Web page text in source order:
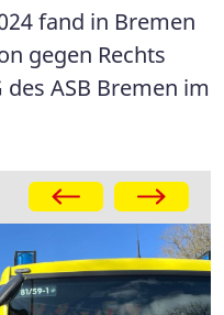
fand in Bremen
gegen Rechts
ASB Bremen im